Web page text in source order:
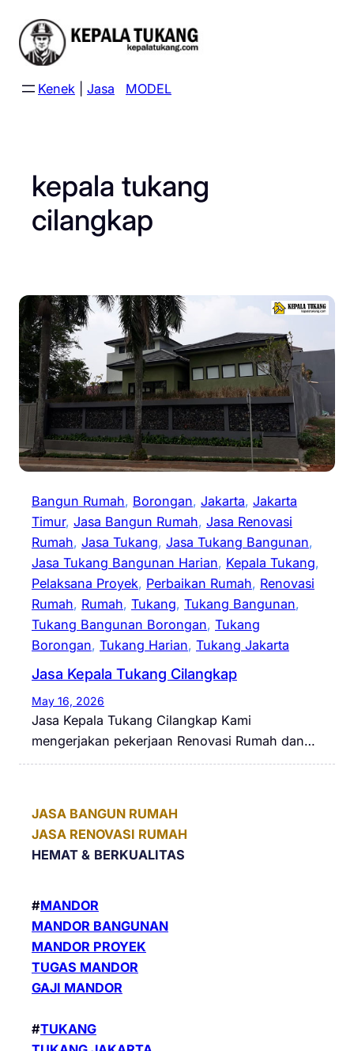
content
Kenek Jasa MODEL
kepala tukang
cilangkap
Bangun Rumah, Borongan, Jakarta, Jakarta
Timur, Jasa Bangun Rumah, Jasa Renovasi
Rumah, Jasa Tukang, Jasa Tukang Bangunan
Jasa Tukang Bangunan Harian, Kepala Tukang
Pelaksana Proyek, Perbaikan Rumah, Renovasi
Rumah, Rumah, Tukang, Tukang Bangunan
Tukang Bangunan Borongan, Tukang
Borongan, Tukang Harian, Tukang Jakarta
Jasa Kepala Tukang Cilangkap
May 16, 2026
Jasa Kepala Tukang Cilangkap Kami
mengerjakan pekerjaan Renovasi Rumah dan…
JASA BANGUN RUMAH
JASA RENOVASI RUMAH
HEMAT & BERKUALITAS
#MANDOR
MANDOR BANGUNAN
MANDOR PROYEK
TUGAS MANDOR
GAJI MANDOR
#TUKANG